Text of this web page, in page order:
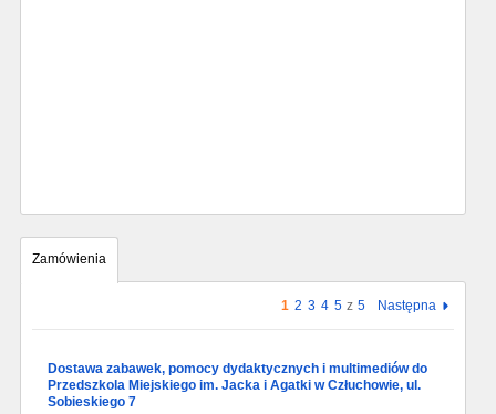
Zamówienia
1 2 3 4 5 z 5 Następna
Dostawa zabawek, pomocy dydaktycznych i multimediów do
Przedszkola Miejskiego im. Jacka i Agatki w Człuchowie, ul.
Sobieskiego 7